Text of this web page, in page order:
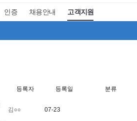
인증 채용안내 고객지원
등록자 등록일 분류
김○○ 07-23